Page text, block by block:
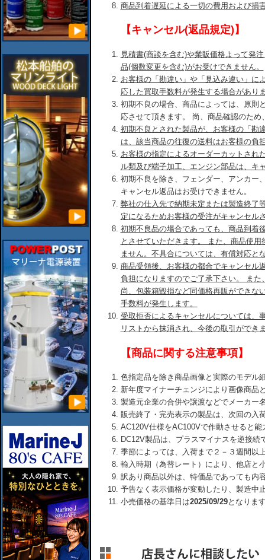
商品到着遅延による一切の費用および損
【キャンセル(返品規定)】
見積書(商談を含む)や業販価格よって発
品(個数変更を含む)がお受けできません。
お客様の「勘違い」や「見込み違い」に
応した買取手数料が発生する場合があり
初期不良の場合、商品によっては、原則
応させて頂きます。 尚、商品確認のた
初期不良とされた製品が、お客様の「勘
は、該当商品の往復の送料はお客様の負
お客様の指定によるオーダーカットされ
ル類及び端子加工、エンジン部品は、キ
初期不良を除き、フェンダー、アンカー
キャンセル返品はお受けできません。
弊社の仕入先で納期未定または製造終了
定になるためお客様の受注がキャンセル
初期不良品の場合であっても、商品到着
とさせていただきます。 また、商品使
ません。不具合については、有償対応と
商品受領後、お客様の都合でキャンセル
負担になりますのでご了承下さい。 ま
尚、包装箱毀損など同価格再販ができな
手数料が発生します。
受取拒否によるキャンセルについては、
リストから抹消され、今後の取引ができ
【商品に関する注意事項】
色指定品を除き商品画像と実際のモデル
新年度マイナーチェンジにより画像商品
製造元企業の合併や譲渡などでメーカー
販売終了・完売表示の製品は、次回の入
AC120V仕様をAC100Vで作動させると
DC12V製品は、プラスマイナスを逆接
季節によっては、入荷まで２－３週間以
輸入時期（為替レート）により、他店と
訳あり商品以外は、特価品であっても内
予告なく表示価格が変動したり、製造中
小売価格の基準日は2025/09/29となりま